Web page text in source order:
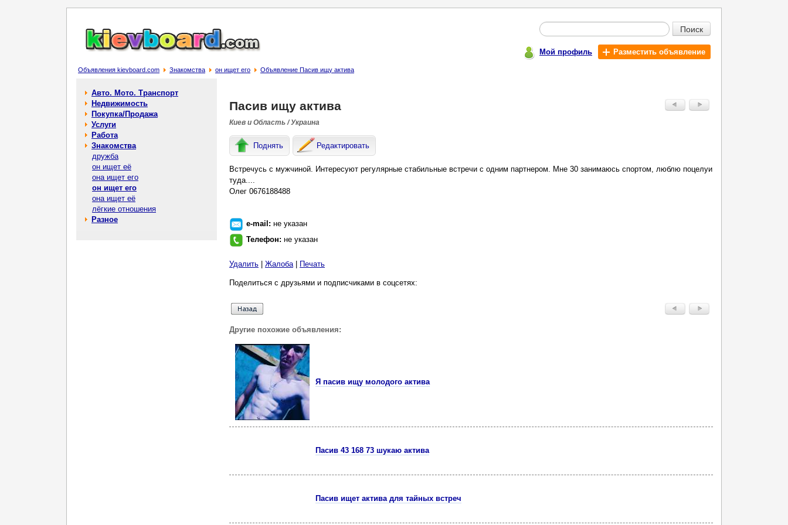
Поиск
Мой профиль Разместить объявление
Объявления kievboard.com Знакомства он ищет его Объявление Пасив ищу актива
Авто. Мото. Транспорт
Недвижимость
Покупка/Продажа
Услуги
Работа
Знакомства
дружба
он ищет её
она ищет его
он ищет его
она ищет её
лёгкие отношения
Разное
Пасив ищу актива
Киев и Область / Украина
Поднять Редактировать
Встречусь с мужчиной. Интересуют регулярные стабильные встречи с одним партнером. Мне 30 занимаюсь спортом, люблю поцелуи
туда....
Олег 0676188488
e-mail: не указан
Телефон: не указан
Удалить Жалоба| Печать
Поделиться с друзьями и подписчиками в соцсетях:
Другие похожие объявления:
Я пасив ищу молодого актива
Пасив 43 168 73 шукаю актива
Пасив ищет актива для тайных встреч